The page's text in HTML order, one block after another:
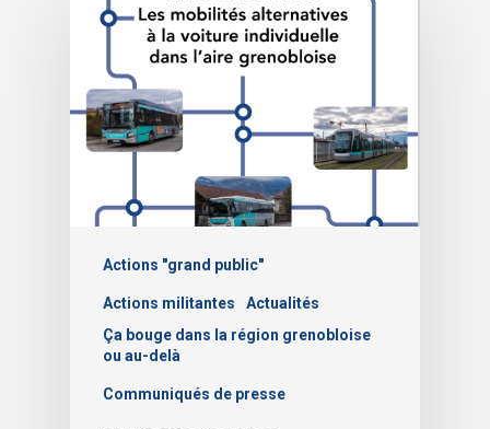
Actions "grand public"
Actions militantes
Actualités
Ça bouge dans la région grenobloise
ou au-delà
Communiqués de presse